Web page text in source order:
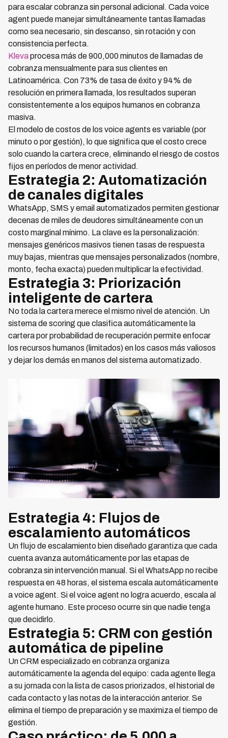
para escalar cobranza sin personal adicional. Cada voice
agent puede manejar simultáneamente tantas llamadas
como sea necesario, sin descanso, sin rotación y con
consistencia perfecta.
Klevaprocesa más de 900,000 minutos de llamadas de
cobranza mensualmente para sus clientes en
Latinoamérica. Con 73% de tasa de éxito y 94% de
resolución en primera llamada, los resultados superan
consistentemente a los equipos humanos en cobranza
masiva.
El modelo de costos de los voice agents es variable (por
minuto o por gestión), lo que significa que el costo crece
solo cuando la cartera crece, eliminando el riesgo de costos
fijos en períodos de menor actividad.
Estrategia 2: Automatización
de canales digitales
WhatsApp, SMS y email automatizados permiten gestionar
decenas de miles de deudores simultáneamente con un
costo marginal mínimo. La clave es la personalización:
mensajes genéricos masivos tienen tasas de respuesta
muy bajas, mientras que mensajes personalizados (nombre,
monto, fecha exacta) pueden multiplicar la efectividad.
Estrategia 3: Priorización
inteligente de cartera
No toda la cartera merece el mismo nivel de atención. Un
sistema de scoring que clasifica automáticamente la
cartera por probabilidad de recuperación permite enfocar
los recursos humanos (limitados) en los casos más valiosos
y dejar los demás en manos del sistema automatizado.
Estrategia 4: Flujos de
escalamiento automáticos
Un flujo de escalamiento bien diseñado garantiza que cada
cuenta avanza automáticamente por las etapas de
cobranza sin intervención manual. Si el WhatsApp no recibe
respuesta en 48 horas, el sistema escala automáticamente
a voice agent. Si el voice agent no logra acuerdo, escala al
agente humano. Este proceso ocurre sin que nadie tenga
que decidirlo.
Estrategia 5: CRM con gestión
automática de pipeline
Un CRM especializado en cobranza organiza
automáticamente la agenda del equipo: cada agente llega
a su jornada con la lista de casos priorizados, el historial de
cada contacto y las notas de la interacción anterior. Se
elimina el tiempo de preparación y se maximiza el tiempo de
gestión.